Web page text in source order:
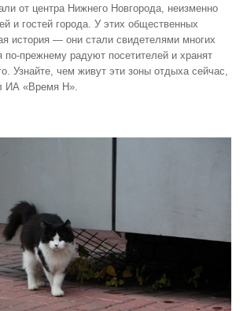
от центра Нижнего Новгорода, неизменно
и гостей города. У этих общественных
история — они стали свидетелями многих
по‑прежнему радуют посетителей и хранят
Узнайте, чем живут эти зоны отдыха сейчас,
ИА «Время Н».